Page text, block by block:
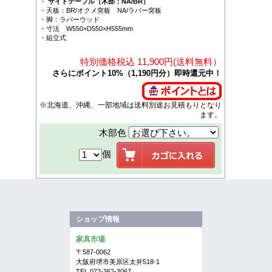
・サイドテーブル（木部：NA/BR）
・天板：BR/オクメ突板 NA/ラバー突板
・脚：ラバーウッド
・寸法 W550×D550×H555mm
・組立式
特別価格税込 11,900円(送料無料）
さらにポイント10%（1,190円分）即時還元中！
※北海道、沖縄、一部地域は送料別途お見積もりとなり
ます。
木部色
個
ショップ情報
家具市場
〒587-0062
大阪府堺市美原区太井518-1